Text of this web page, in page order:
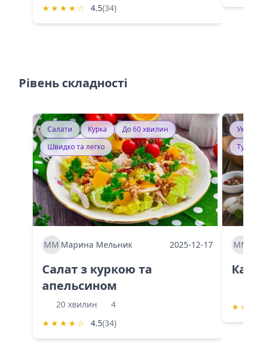
★ ★ ★ ★ ☆ 4.5(34)
Рівень складності
Салати Курка
До 60 хвилин
Швидко та легко
ММ Марина Мельник 2025-12-17
Салат з куркою та
апельсином
20 хвилин
4
★ ★ ★ ★ ☆ 4.5(34)
ММ
★ ★